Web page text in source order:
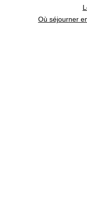
Où séjourner